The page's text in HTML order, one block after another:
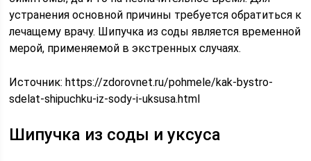
устранения основной причины требуется обратиться к
лечащему врачу. Шипучка из соды является временной
мерой, применяемой в экстренных случаях.
Источник:https://zdorovnet.ru/pohmele/kak-bystro-
sdelat-shipuchku-iz-sody-i-uksusa.html
Шипучка из соды и уксуса